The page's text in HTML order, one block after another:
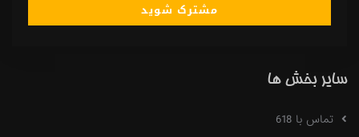
مشترک شوید
سایر بخش ها
تماس با 618